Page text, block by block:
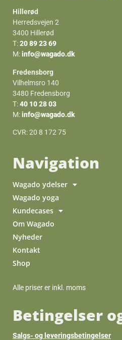
Hillerød
Herredsvejen 2
3400 Hillerød
T:20 89 23 69
M:info@wagado.dk
Fredensborg
Vilhelmsro 140
3480 Fredensborg
T:40 10 28 03
M:info@wagado.dk
CVR: 20 8 172 75
Navigation
Wagado ydelser
Wagado yoga
Kundecases
Om Wagado
Nyheder
Kontakt
Shop
Alle priser er inkl. moms
Betingelser
Salgs- og leveringsbetingelser